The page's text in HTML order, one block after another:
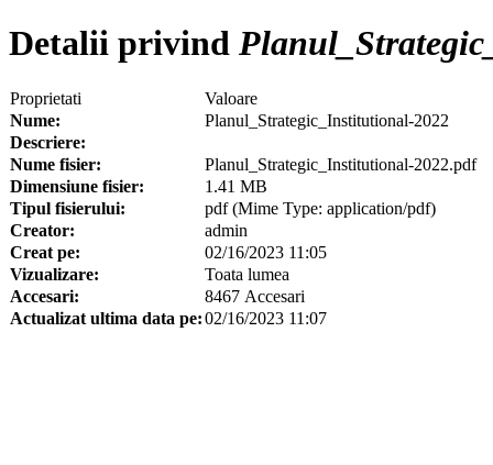
Detalii privind
Proprietati
Valoare
Nume:
Planul_Strategic_Institutional-2022
Descriere:
Nume fisier:
Planul_Strategic_Institutional-2022.pdf
Dimensiune fisier:
1.41 MB
Tipul fisierului:
pdf (Mime Type: application/pdf)
Creator:
admin
Creat pe:
02/16/2023 11:05
Vizualizare:
Toata lumea
Accesari:
8467 Accesari
Actualizat ultima data pe:02/16/2023 11:07